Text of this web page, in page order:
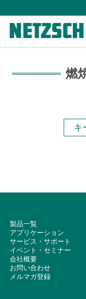
燃
キ
製品一覧
アプリケーション
サービス・サポート
イベント・セミナー
会社概要
お問い合わせ
メルマガ登録